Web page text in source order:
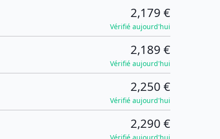
2,179 €
Vérifié aujourd'hui
2,189 €
Vérifié aujourd'hui
2,250 €
Vérifié aujourd'hui
2,290 €